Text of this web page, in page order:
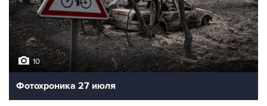
10
Фотохроника 27 июля